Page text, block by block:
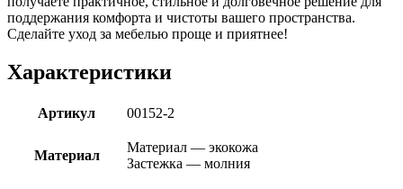
поддержания комфорта и чистоты вашего пространства.
Сделайте уход за мебелью проще и приятнее!
Характеристики
Артикул 00152-2
Материал
Материал — экокожа
Застежка — молния